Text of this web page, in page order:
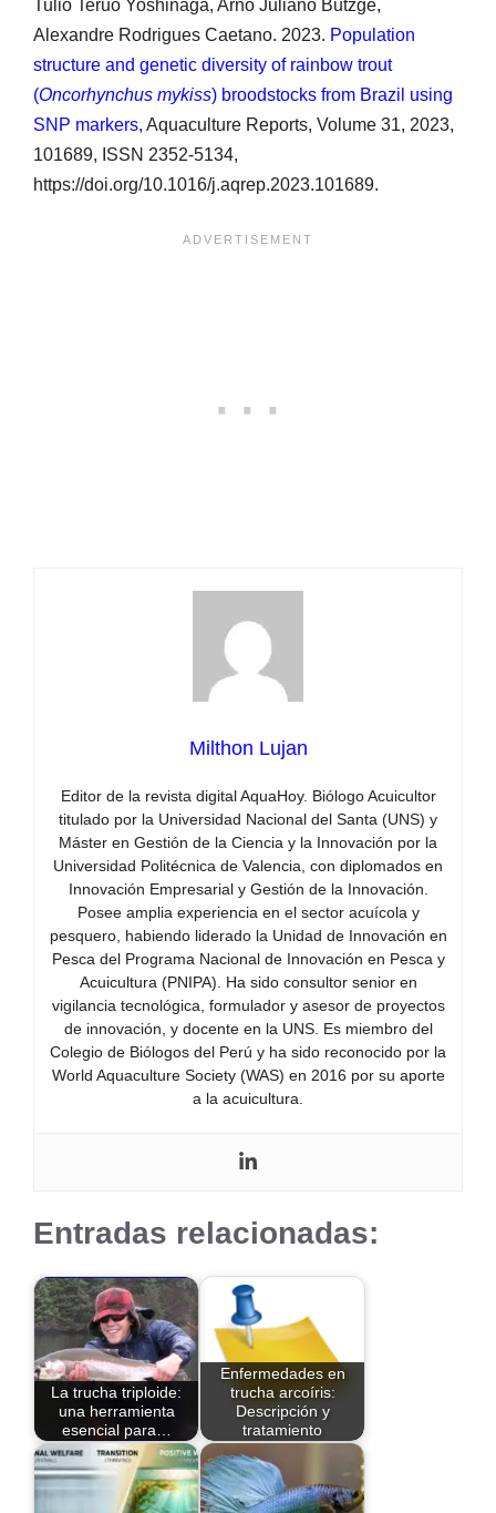
Tulio Teruo Yoshinaga, Arno Juliano Butzge,
Alexandre Rodrigues Caetano. 2023. Population
structure and genetic diversity of rainbow trout
(Oncorhynchus mykiss) broodstocks from Brazil using
SNP markers, Aquaculture Reports, Volume 31, 2023,
101689, ISSN 2352-5134,
https://doi.org/10.1016/j.aqrep.2023.101689.
Milthon Lujan
Editor de la revista digital AquaHoy. Biólogo Acuicultor
titulado por la Universidad Nacional del Santa (UNS) y
Máster en Gestión de la Ciencia y la Innovación por la
Universidad Politécnica de Valencia, con diplomados en
Innovación Empresarial y Gestión de la Innovación.
Posee amplia experiencia en el sector acuícola y
pesquero, habiendo liderado la Unidad de Innovación en
Pesca del Programa Nacional de Innovación en Pesca y
Acuicultura (PNIPA). Ha sido consultor senior en
vigilancia tecnológica, formulador y asesor de proyectos
de innovación, y docente en la UNS. Es miembro del
Colegio de Biólogos del Perú y ha sido reconocido por la
World Aquaculture Society (WAS) en 2016 por su aporte
a la acuicultura.
Entradas relacionadas:
La trucha triploide:
una herramienta
esencial para…
Enfermedades en
trucha arcoíris:
Descripción y
tratamiento